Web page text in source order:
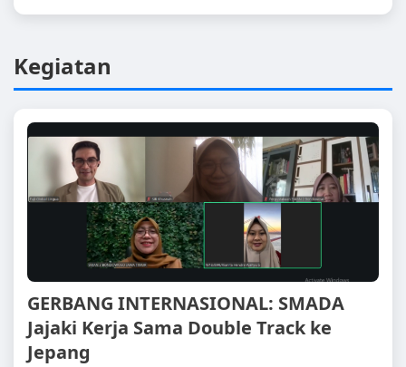
Kegiatan
GERBANG INTERNASIONAL: SMADA
Jajaki Kerja Sama Double Track ke
Jepang